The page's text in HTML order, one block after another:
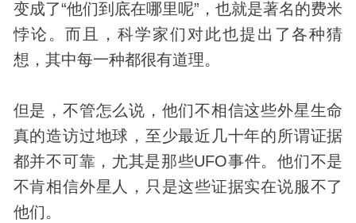
变成了“他们到底在哪里呢”，也就是著名的费米
悖论。而且，科学家们对此也提出了各种猜
想，其中每一种都很有道理。
但是，不管怎么说，他们不相信这些外星生命
真的造访过地球，至少最近几十年的所谓证据
都并不可靠，尤其是那些UFO事件。他们不是
不肯相信外星人，只是这些证据实在说服不了
他们。